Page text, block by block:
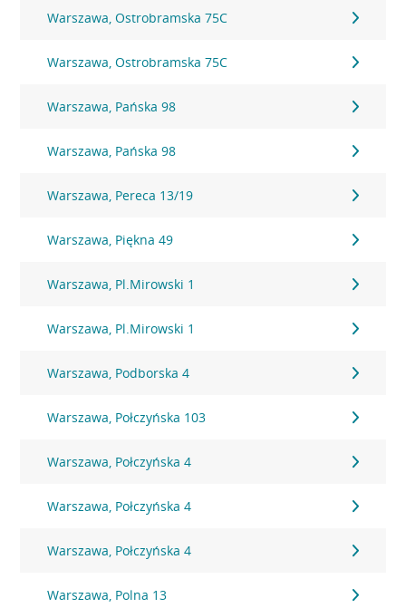
Warszawa, Ostrobramska 75C
Warszawa, Ostrobramska 75C
Warszawa, Pańska 98
Warszawa, Pańska 98
Warszawa, Pereca 13/19
Warszawa, Piękna 49
Warszawa, Pl.Mirowski 1
Warszawa, Pl.Mirowski 1
Warszawa, Podborska 4
Warszawa, Połczyńska 103
Warszawa, Połczyńska 4
Warszawa, Połczyńska 4
Warszawa, Połczyńska 4
Warszawa, Polna 13